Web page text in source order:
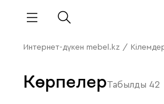
Интернет-дүкен mebel.kz /
КөрпелерТабылды 42